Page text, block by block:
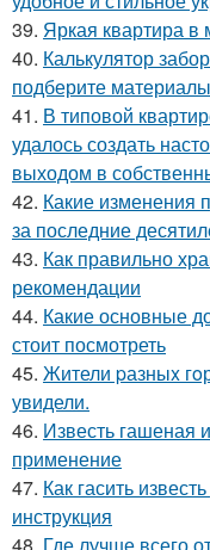
39. Яркая квартира в
40. Калькулятор
подберите
41. В типовой
удалось создать
выходом в
42. Какие изменения
за последние
43. Как правильно
рекомендации
44. Какие основные
стоит посмотреть
45. Жители pазныx
увидели.
46. Известь гашеная
применение
47. Как гасить
инструкция